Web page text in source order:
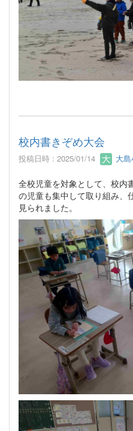
校内書きぞめ大会
投稿日時 : 2025/01/14 大
全校児童を対象として、校内
の児童も集中して取り組み、
見られました。